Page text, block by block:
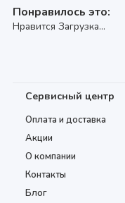
Понравилось это:
Нравится Загрузка...
Сервисный центр
Оплата и доставка
Акции
О компании
Контакты
Блог